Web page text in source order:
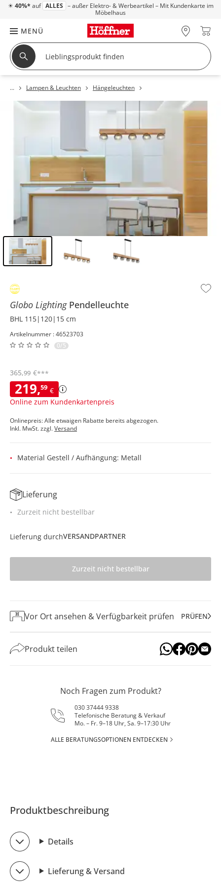
☀ 40%* auf ALLES – außer Elektro- & Werbeartikel – Mit Kundenkarte im
Möbelhaus
MENÜ
Lampen & Leuchten Hängeleuchten
Globo Lighting Pendelleuchte
BHL 115|120|15 cm
Artikelnummer : 46523703
0/5
219,59 €
Online zum Kundenkartenpreis
365,99 €***
Onlinepreis: Alle etwaigen Rabatte bereits abgezogen.
Inkl. MwSt. zzgl.Versand
Material Gestell / Aufhängung: Metall
Lieferung
Zurzeit nicht bestellbar
Lieferung durchVERSANDPARTNER
Zurzeit nicht bestellbar
Vor Ort ansehen & Verfügbarkeit prüfen PRÜFEN
Produkt teilen
Noch Fragen zum Produkt?
030 37444 9338
Telefonische Beratung & Verkauf
Mo. – Fr. 9–18 Uhr, Sa. 9–17:30 Uhr
ALLE BERATUNGSOPTIONEN ENTDECKEN
Produktbeschreibung
Details
Lieferung & Versand